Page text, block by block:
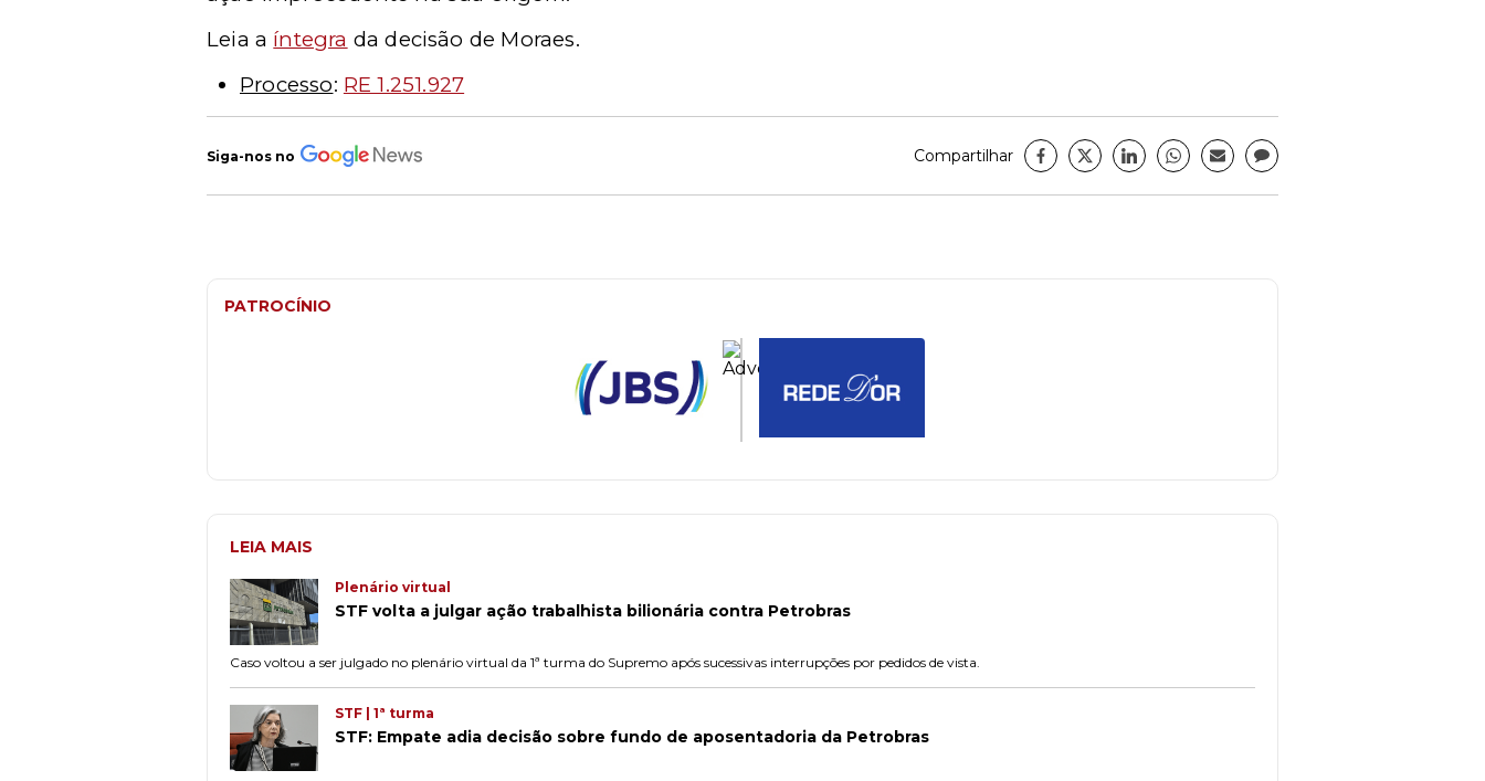
Leia a íntegra da decisão de Moraes.
Processo: RE 1.251.927
Siga-nos no Compartilhar
PATROCÍNIO
LEIA MAIS
Plenário virtual
STF volta a julgar ação trabalhista bilionária contra Petrobras
Caso voltou a ser julgado no plenário virtual da 1ª turma do Supremo após sucessivas interrupções por pedidos de vista.
STF | 1ª turma
STF: Empate adia decisão sobre fundo de aposentadoria da Petrobras